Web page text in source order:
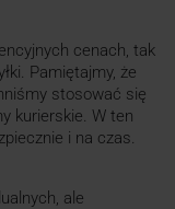
cenach, tak
Pamiętajmy, że
stosować się
kurierskie. W ten
i na czas.
ale